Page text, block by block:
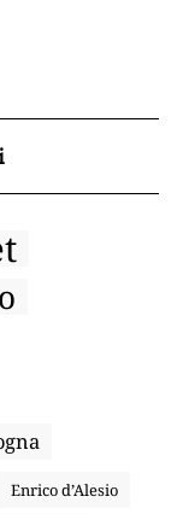
Enrico d’Alesio